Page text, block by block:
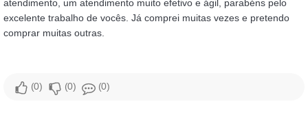
atendimento, um atendimento muito efetivo e ágil, parabéns pelo
excelente trabalho de vocês. Já comprei muitas vezes e pretendo
comprar muitas outras.
0 0 0